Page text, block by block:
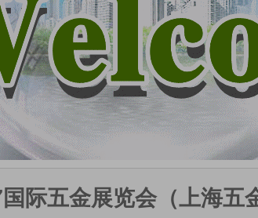
际五金展览会（上海五